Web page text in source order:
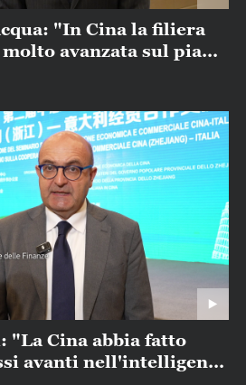
"In Cina la filiera
avanzata sul piano
"La Cina abbia fatto
avanti nell'intelligenza